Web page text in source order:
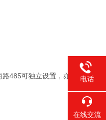
485可独立设置，亦
电话
在线交流